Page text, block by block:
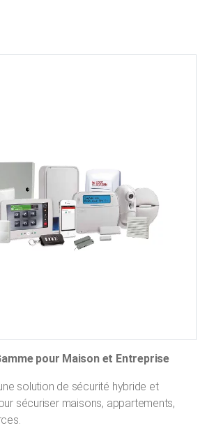
pour Maison et Entreprise
solution de sécurité hybride et
sécuriser maisons, appartements,